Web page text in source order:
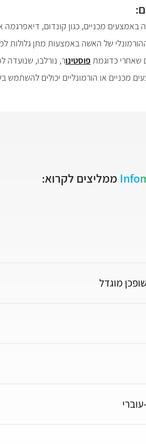
באמצעים מכניים, כגון קונדום,
ההורמונלי של האשה באמצעות מתן גלולות
שאחרי כדוגמת פוסטינור, נורלבו, שנועדה למניעת
מכניים או הורמונליים יכולים
Info ממליצים לקרוא:
מוגדל